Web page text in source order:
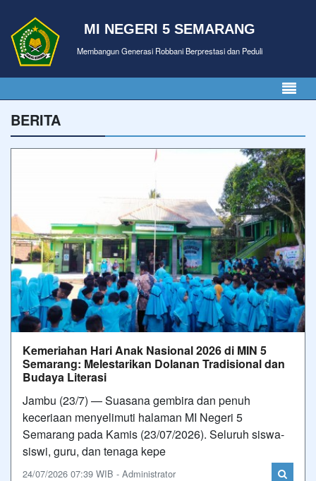
MI NEGERI 5 SEMARANG
Membangun Generasi Robbani Berprestasi dan Peduli
BERITA
Kemeriahan Hari Anak Nasional 2026 di MIN 5
Semarang: Melestarikan Dolanan Tradisional dan
Budaya Literasi
Jambu (23/7) — Suasana gembira dan penuh
keceriaan menyelimuti halaman MI Negeri 5
Semarang pada Kamis (23/07/2026). Seluruh siswa-
siswi, guru, dan tenaga kepe
24/07/2026 07:39 WIB - Administrator